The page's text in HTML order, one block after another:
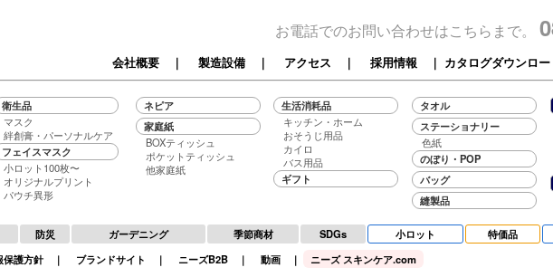
お電話でのお問い合わせはこちらまで。
会社概要 ｜ 製造設備 ｜ アクセス ｜ 採用情報 ｜ カタログダウンロー
衛生品
マスク
絆創膏・パーソナルケア
フェイスマスク
小ロット100枚〜
オリジナルプリント
パウチ異形
ネピア
家庭紙
BOXティッシュ
ポケットティッシュ
他家庭紙
生活消耗品
キッチン・ホーム
おそうじ用品
カイロ
バス用品
ギフト
タオル
ステーショナリー
色紙
のぼり・POP
バッグ
縫製品
防災 ガーデニング 季節商材 SDGs 小ロット 特価品
保護方針 ｜ ブランドサイト ｜ ニーズB2B ｜ 動画 ｜ ニーズ スキンケア.com